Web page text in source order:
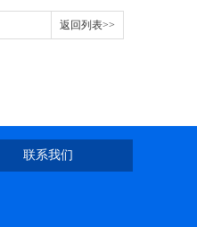
返回列表>>
联系我们